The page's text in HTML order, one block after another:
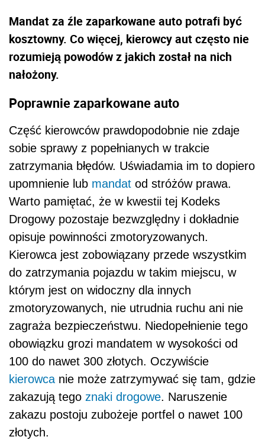
Mandat za źle zaparkowane auto potrafi być
kosztowny. Co więcej, kierowcy aut często nie
rozumieją powodów z jakich został na nich
nałożony.
Poprawnie zaparkowane auto
Część kierowców prawdopodobnie nie zdaje
sobie sprawy z popełnianych w trakcie
zatrzymania błędów. Uświadamia im to dopiero
upomnienie lub mandat od stróżów prawa.
Warto pamiętać, że w kwestii tej Kodeks
Drogowy pozostaje bezwzględny i dokładnie
opisuje powinności zmotoryzowanych.
Kierowca jest zobowiązany przede wszystkim
do zatrzymania pojazdu w takim miejscu, w
którym jest on widoczny dla innych
zmotoryzowanych, nie utrudnia ruchu ani nie
zagraża bezpieczeństwu. Niedopełnienie tego
obowiązku grozi mandatem w wysokości od
100 do nawet 300 złotych. Oczywiście
kierowca nie może zatrzymywać się tam, gdzie
zakazują tego znaki drogowe. Naruszenie
zakazu postoju zubożeje portfel o nawet 100
złotych.